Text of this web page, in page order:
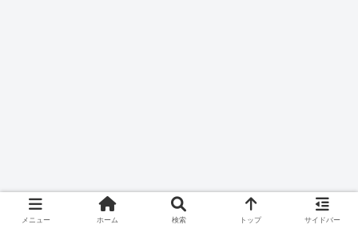
メニュー ホーム 検索 トップ サイドバー